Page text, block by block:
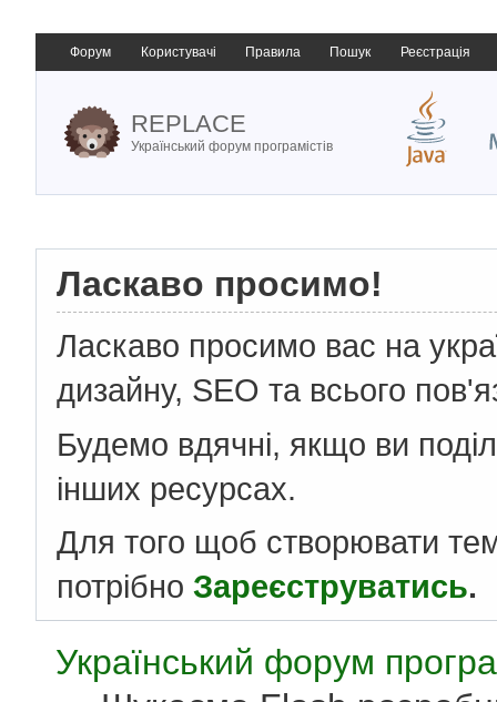
Форум Користувачі Правила Пошук Реєстрація
REPLACE
Український форум програмістів
Ласкаво просимо!
Ласкаво просимо вас на
дизайну, SEO та всього
Будемо вдячні, якщо ви
інших ресурсах.
Для того щоб створювати
потрібно Зареєструватись.
Український форум